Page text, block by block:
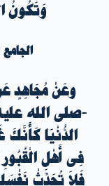
وَتَكُونُ
الجامع
وعَنْ مُجَاهِدٍ
-صلى الله
الدُّنْيَا
فِى أَهْلِ
فَلاَ تُحَدِّثْ